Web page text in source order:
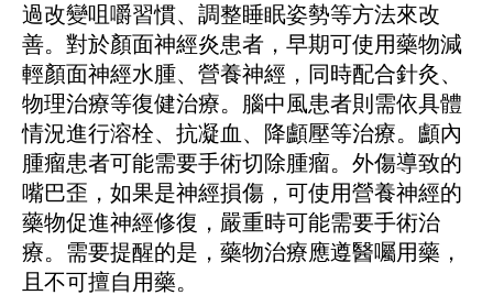
過改變咀嚼習慣、調整睡眠姿勢等方法來改
善。對於顏面神經炎患者，早期可使用藥物減
輕顏面神經水腫、營養神經，同時配合針灸、
物理治療等復健治療。腦中風患者則需依具體
情況進行溶栓、抗凝血、降顱壓等治療。顱內
腫瘤患者可能需要手術切除腫瘤。外傷導致的
嘴巴歪，如果是神經損傷，可使用營養神經的
藥物促進神經修復，嚴重時可能需要手術治
療。需要提醒的是，藥物治療應遵醫囑用藥，
且不可擅自用藥。